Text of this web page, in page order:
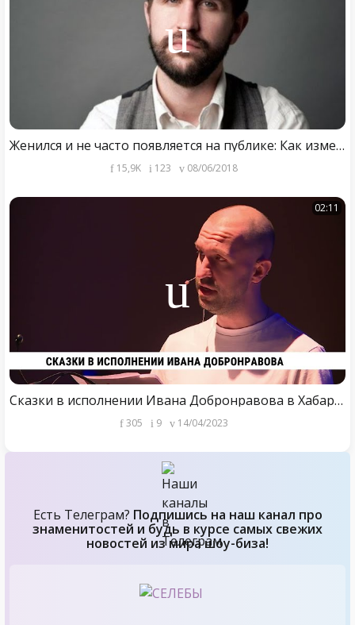
Женился и не часто появляется на публике: Как изменился сын легендарного актера, Иван Добронравов
15,9K 123 08/06/2018
02:11
Сказки в исполнении Ивана Добронравова в Хабаровске
305 9 14/04/2023
Есть Телеграм? Подпишись на наш канал про
знаменитостей и будь в курсе самых свежих
новостей из мира шоу-биза!